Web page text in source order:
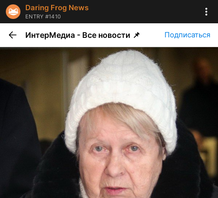
Daring Frog News
ENTRY #1410
ИнтерМедиа - Все новости 📌 Подписаться